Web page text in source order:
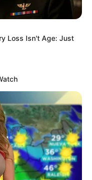
Loss Isn't Age: Just